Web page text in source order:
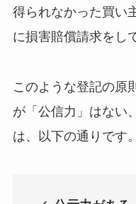
得られなかった買い
に損害賠償請求をし
このような登記の原
が「公信力」はない
は、以下の通りです。